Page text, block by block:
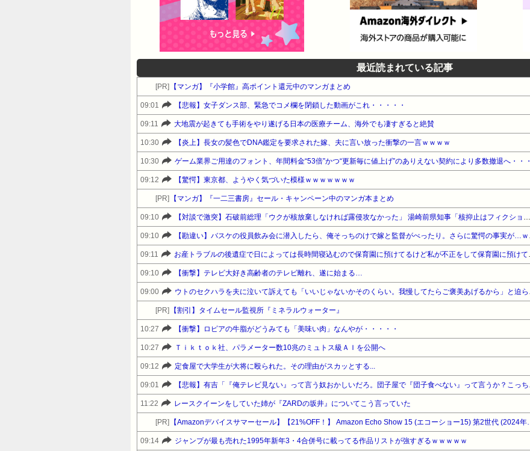
最近読まれている記事
[PR] 【マンガ】『小学館』高ポイント還元中のマンガまとめ
09:01 【悲報】女子ダンス部、緊急でコメ欄を閉鎖した動画がこれ・・・・・
09:11 大地震が起きても手術をやり遂げる日本の医療チーム、海外でも凄すぎると絶賛
10:30 【炎上】長女の髪色でDNA鑑定を要求された嫁、夫に言い放った衝撃の一言ｗｗｗｗ
10:30 ゲーム業界ご用達のフォント、年間料金“53倍”かつ“更新毎に値上げ”のありえない契約により多数撤退へ・・・
09:12 【驚愕】東京都、ようやく気づいた模様ｗｗｗｗｗｗｗ
[PR] 【マンガ】『一二三書房』セール・キャンペーン中のマンガ本まとめ
09:10
09:10
09:11
09:10 【衝撃】テレビ大好き高齢者のテレビ離れ、遂に始まる…
09:00
[PR] 【割引】タイムセール監視所『ミネラルウォーター』
10:27 【衝撃】ロピアの牛脂がどうみても「美味い肉」なんやが・・・・・
10:27 Ｔｉｋｔｏｋ社、パラメーター数10兆のミュトス級ＡＩを公開へ
09:12 定食屋で大学生が大将に殴られた。その理由がスカッとする...
09:01
11:22 レースクイーンをしていた姉が『ZARDの坂井』についてこう言っていた
[PR]
09:14 ジャンプが最も売れた1995年新年3・4合併号に載ってる作品リストが強すぎるｗｗｗｗｗ